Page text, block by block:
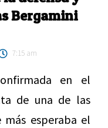
Bergamini
7:15 am
en el
de una de las
más esperaba el